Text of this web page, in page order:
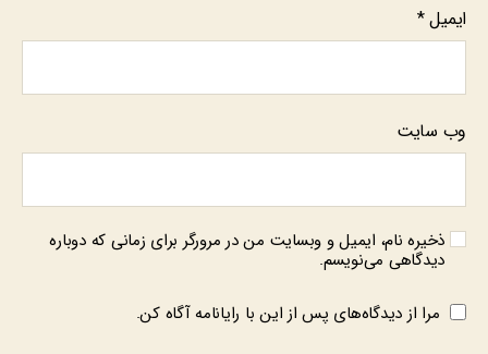
ایمیل*
وب‌ سایت
ذخیره نام، ایمیل و وبسایت من در مرورگر برای زمانی که دوباره
دیدگاهی می‌نویسم.
مرا از دیدگاه‌های پس از این با رایانامه آگاه کن.